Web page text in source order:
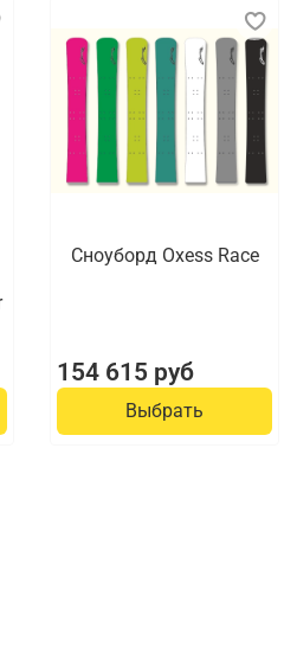
Сноуборд Oxess Race
154 615 руб
Выбрать